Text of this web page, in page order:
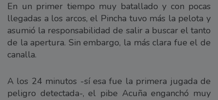
En un primer tiempo muy batallado y con pocas
llegadas a los arcos, el Pincha tuvo más la pelota y
asumió la responsabilidad de salir a buscar el tanto
de la apertura. Sin embargo, la más clara fue el de
canalla.
A los 24 minutos -sí esa fue la primera jugada de
peligro detectada-, el pibe Acuña enganchó muy